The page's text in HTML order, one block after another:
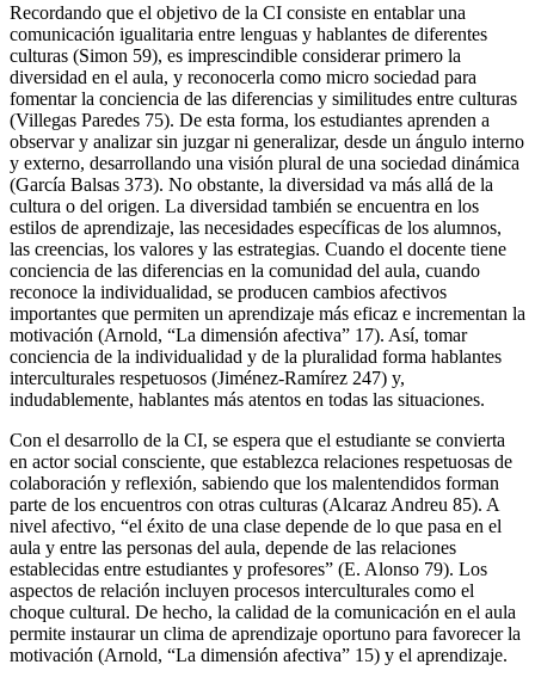
Recordando que el objetivo de la CI consiste en entablar una
comunicación igualitaria entre lenguas y hablantes de diferentes
culturas (Simon 59), es imprescindible considerar primero la
diversidad en el aula, y reconocerla como micro sociedad para
fomentar la conciencia de las diferencias y similitudes entre culturas
(Villegas Paredes 75). De esta forma, los estudiantes aprenden a
observar y analizar sin juzgar ni generalizar, desde un ángulo interno
y externo, desarrollando una visión plural de una sociedad dinámica
(García Balsas 373). No obstante, la diversidad va más allá de la
cultura o del origen. La diversidad también se encuentra en los
estilos de aprendizaje, las necesidades específicas de los alumnos,
las creencias, los valores y las estrategias. Cuando el docente tiene
conciencia de las diferencias en la comunidad del aula, cuando
reconoce la individualidad, se producen cambios afectivos
importantes que permiten un aprendizaje más eficaz e incrementan la
motivación (Arnold, “La dimensión afectiva” 17). Así, tomar
conciencia de la individualidad y de la pluralidad forma hablantes
interculturales respetuosos (Jiménez-Ramírez 247) y,
indudablemente, hablantes más atentos en todas las situaciones.
Con el desarrollo de la CI, se espera que el estudiante se convierta
en actor social consciente, que establezca relaciones respetuosas de
colaboración y reflexión, sabiendo que los malentendidos forman
parte de los encuentros con otras culturas (Alcaraz Andreu 85). A
nivel afectivo, “el éxito de una clase depende de lo que pasa en el
aula y entre las personas del aula, depende de las relaciones
establecidas entre estudiantes y profesores” (E. Alonso 79). Los
aspectos de relación incluyen procesos interculturales como el
choque cultural. De hecho, la calidad de la comunicación en el aula
permite instaurar un clima de aprendizaje oportuno para favorecer la
motivación (Arnold, “La dimensión afectiva” 15) y el aprendizaje.